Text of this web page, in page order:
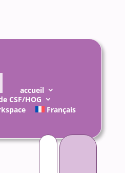
accueil
CSF/HOG
Français
Rechercher :